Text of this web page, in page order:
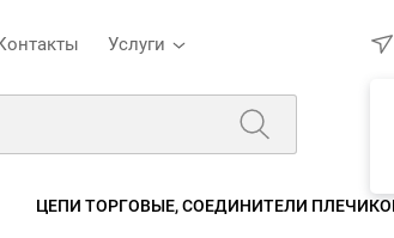
Услуги
ЦЕПИ ТОРГОВЫЕ, СОЕДИНИТЕЛИ